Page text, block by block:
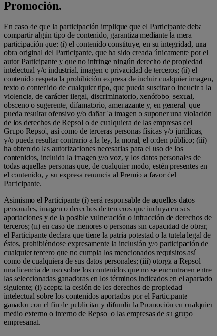
Promoción.
En caso de que la participación implique que el Participante deba
compartir algún tipo de contenido, garantiza mediante la mera
participación que: (i) el contenido constituye, en su integridad, una
obra original del Participante, que ha sido creada únicamente por el
autor Participante y que no infringe ningún derecho de propiedad
intelectual y/o industrial, imagen o privacidad de terceros; (ii) el
contenido respeta la prohibición expresa de incluir cualquier imagen,
texto o contenido de cualquier tipo, que pueda suscitar o inducir a la
violencia, de carácter ilegal, discriminatorio, xenófobo, sexual,
obsceno o sugerente, difamatorio, amenazante y, en general, que
pueda resultar ofensivo y/o dañar la imagen o suponer una violación
de los derechos de Repsol o de cualquiera de las empresas del
Grupo Repsol, así como de terceras personas físicas y/o jurídicas,
y/o pueda resultar contrario a la ley, la moral, el orden público; (iii)
ha obtenido las autorizaciones necesarias para el uso de los
contenidos, incluida la imagen y/o voz, y los datos personales de
todas aquellas personas que, de cualquier modo, estén presentes en
el contenido, y su expresa renuncia al Premio a favor del
Participante.
Asimismo el Participante (i) será responsable de aquellos datos
personales, imagen o derechos de terceros que incluya en sus
aportaciones y de la posible vulneración o infracción de derechos de
terceros; (ii) en caso de menores o personas sin capacidad de obrar,
el Participante declara que tiene la patria potestad o la tutela legal de
éstos, prohibiéndose expresamente la inclusión y/o participación de
cualquier tercero que no cumpla los mencionados requisitos así
como de cualquiera de sus datos personales; (iii) otorga a Repsol
una licencia de uso sobre los contenidos que no se encontraren entre
las seleccionadas ganadoras en los términos indicados en el apartado
siguiente; (i) acepta la cesión de los derechos de propiedad
intelectual sobre los contenidos aportados por el Participante
ganador con el fin de publicitar y difundir la Promoción en cualquier
medio externo o interno de Repsol o las empresas de su grupo
empresarial.